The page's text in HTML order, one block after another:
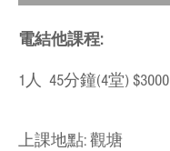
電結他課程:
1人 45分鐘(4堂) $3000
​上課地點: 觀塘